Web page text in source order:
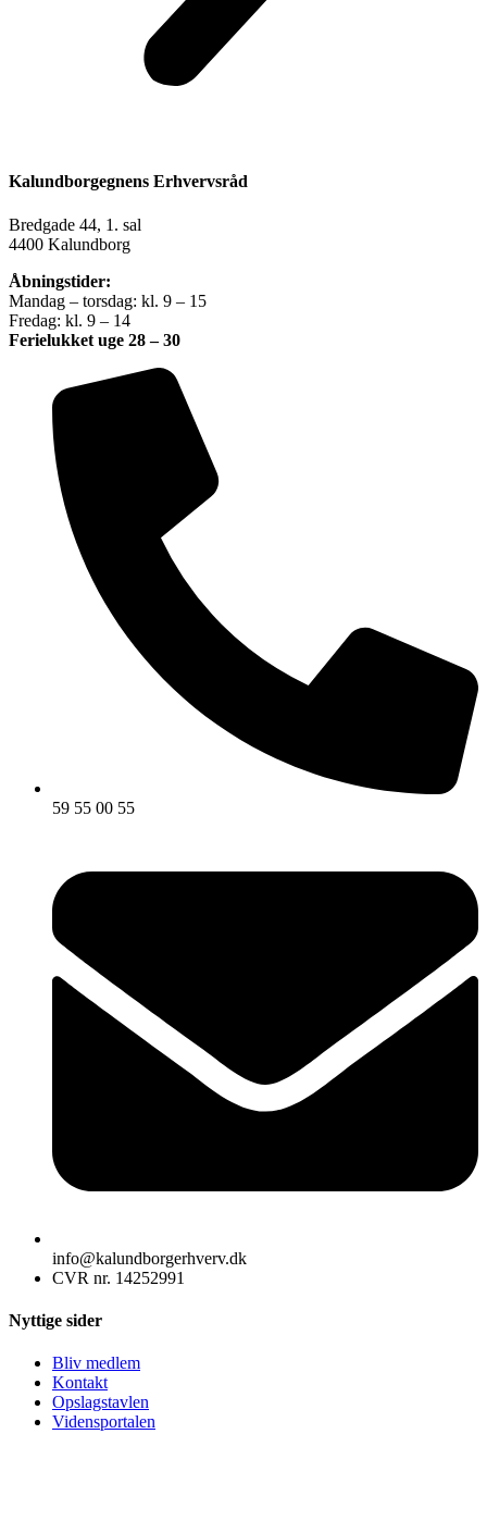
Kalundborgegnens Erhvervsråd
Bredgade 44, 1. sal
4400 Kalundborg
Åbningstider:
Mandag – torsdag: kl. 9 – 15
Fredag: kl. 9 – 14
Ferielukket uge 28 – 30
59 55 00 55
info@kalundborgerhverv.dk
CVR nr. 14252991
Nyttige sider
Bliv medlem
Kontakt
Opslagstavlen
Vidensportalen